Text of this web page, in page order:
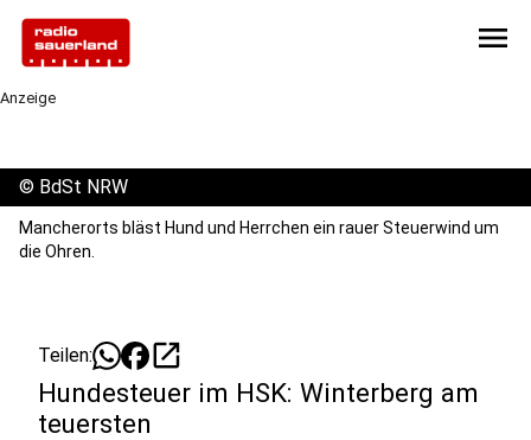
menu
Anzeige
© BdSt NRW
Mancherorts bläst Hund und Herrchen ein rauer Steuerwind um
die Ohren.
Teilen: open_in_new
Hundesteuer im HSK: Winterberg am
teuersten